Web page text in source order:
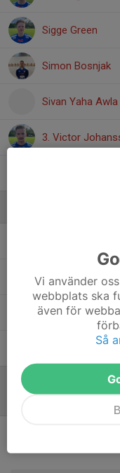
Sigge Green
Simon Bosnjak
Sivan Yaha Awla
3. Victor
Magnus
Mikael
Patrik Fagberg
Vi använder
webbplats ska
även för
Så